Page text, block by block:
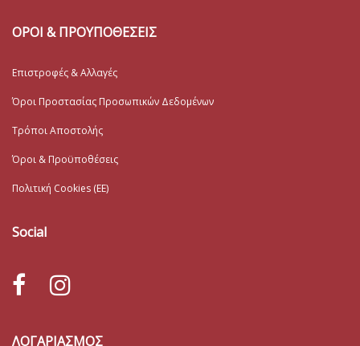
ΟΡΟΙ & ΠΡΟΥΠΟΘΕΣΕΙΣ
Επιστροφές & Αλλαγές
Όροι Προστασίας Προσωπικών Δεδομένων
Τρόποι Αποστολής
Όροι & Προϋποθέσεις
Πολιτική Cookies (ΕΕ)
Social
ΛΟΓΑΡΙΑΣΜΟΣ